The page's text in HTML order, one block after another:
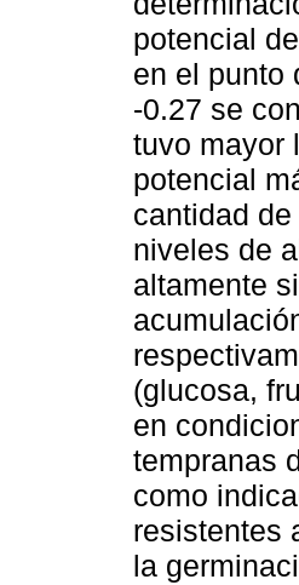
potencial
en el punto
-0.27 se
tuvo mayor
potencial
cantidad
niveles de
altamente
(glucosa,
en
tempranas
como
resistentes
la